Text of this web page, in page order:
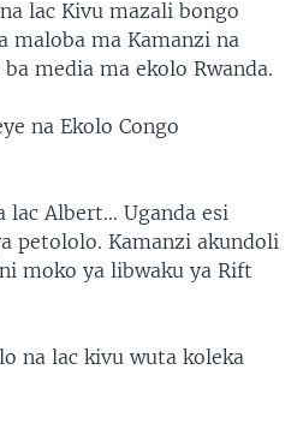
lac Kivu mazali bongo
maloba ma Kamanzi na
media ma ekolo Rwanda.
na Ekolo Congo
lac Albert… Uganda esi
petololo. Kamanzi akundoli
moko ya libwaku ya Rift
na lac kivu wuta koleka